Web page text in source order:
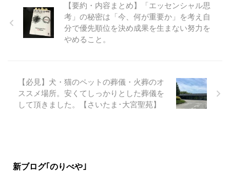
【要約・内容まとめ】「エッセンシャル思
考」の秘密は「今、何が重要か」を考え自
分で優先順位を決め成果を生まない努力を
やめること。
【必見】犬・猫のペットの葬儀・火葬のオ
ススメ場所。安くてしっかりとした葬儀を
して頂きました。【さいたま･大宮聖苑】
新ブログ｢のりべや｣